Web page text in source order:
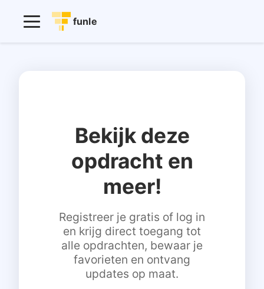
funle
Inloggen
Bekijk deze
opdracht en
meer!
Registreer je gratis of log in
en krijg direct toegang tot
alle opdrachten, bewaar je
favorieten en ontvang
updates op maat.